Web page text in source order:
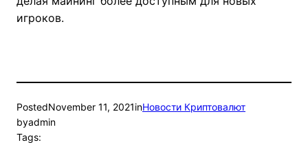
игроков.
PostedNovember 11, 2021inНовости Криптовалют
byadmin
Tags: